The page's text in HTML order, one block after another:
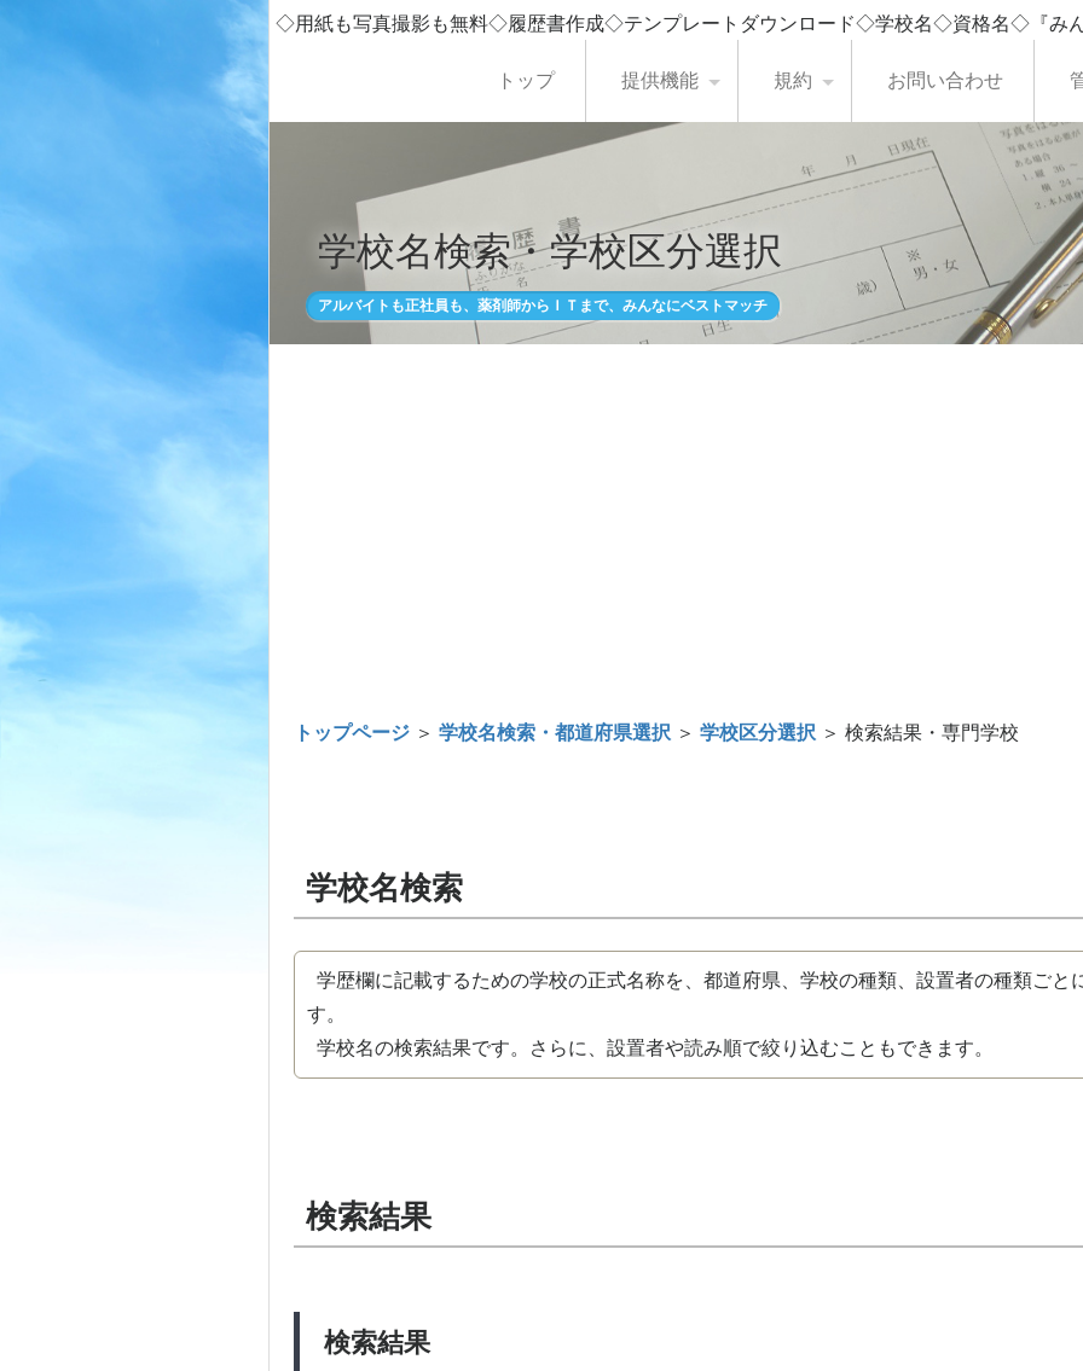
◇用紙も写真撮影も無料◇履歴書作成◇テンプレートダウンロード◇学校名◇資格名◇『み
トップ 提供機能 規約 お問い合わせ
学校名検索・学校区分選択
アルバイトも正社員も、薬剤師からＩＴまで、みんなにベストマッチ
トップページ ＞ 学校名検索・都道府県選択 ＞ 学校区分選択 ＞ 検索結果・専門学校
学校名検索
学歴欄に記載するための学校の正式名称を、都道府県、学校の種類、設置者の種類ごと
す。
学校名の検索結果です。さらに、設置者や読み順で絞り込むこともできます。
検索結果
検索結果